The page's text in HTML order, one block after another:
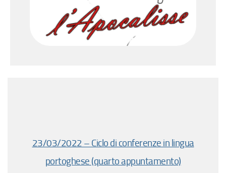
23/03/2022 – Ciclo di conferenze in lingua
portoghese (quarto appuntamento)